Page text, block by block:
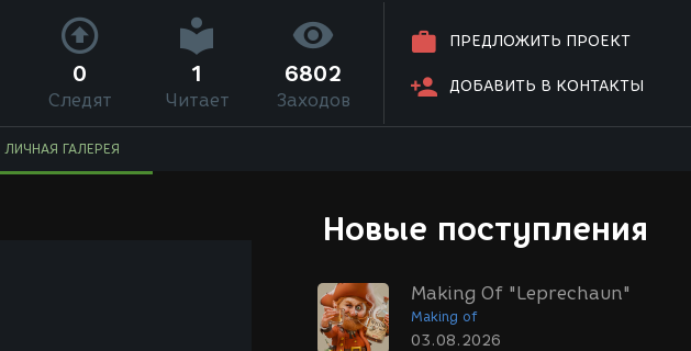
ПРЕДЛОЖИТЬ ПРОЕКТ
ДОБАВИТЬ В КОНТАКТЫ
0
Следят
1
Читает
6802
Заходов
ЛИЧНАЯ ГАЛЕРЕЯ
Новые поступления
Making Of "Leprechaun"
Making of
03.08.2026